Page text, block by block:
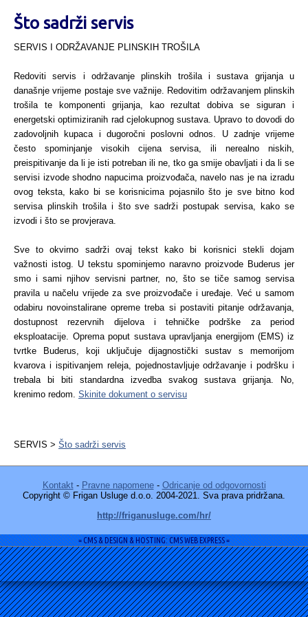
Što sadrži servis
SERVIS I ODRŽAVANJE PLINSKIH TROŠILA
Redoviti servis i održavanje plinskih trošila i sustava grijanja u
današnje vrijeme postaje sve važnije. Redovitim održavanjem plinskih
trošila te komponenti grijanja, kao rezultat dobiva se siguran i
energetski optimiziranih rad cjelokupnog sustava. Upravo to dovodi do
zadovoljnih kupaca i dugoročni poslovni odnos. U zadnje vrijeme
često spominjanje visokih cijena servisa, ili nerealno niskih,
preispitivanje da li je isti potreban ili ne, tko ga smije obavljati i da li se
servisi izvode shodno napucima proizvođača, navelo nas je na izradu
ovog teksta, kako bi se korisnicima pojasnilo što je sve bitno kod
servisa plinskih trošila i što sve sadrži postupak servisa, kako se
izvodi i što se provjerava.
Sve to okvirno sadrži ovaj tekst kako bi korisnici stekli dojam
važnosti istog. U tekstu spominjemo naravno proizvode Buderus jer
smo i sami njihov servisni partner, no, što se tiče samog servisa
pravila u načelu vrijede za sve proizvođače i uređaje. Već u samom
odabiru novoinstalirane opreme treba si postaviti pitanje održavanja,
dostupnost rezervnih dijelova i tehničke podrške za period
eksploatacije. Oprema poput sustava upravljanja energijom (EMS) iz
tvrtke Buderus, koji uključuje dijagnostički sustav s memorijom
kvarova i ispitivanjem releja, pojednostavljuje održavanje i podršku i
trebala bi biti standardna izvedba svakog sustava grijanja. No,
krenimo redom. Skinite dokument o servisu
SERVIS > Što sadrži servis
Kontakt- Pravne napomene- Odricanje od odgovornosti
Copyright © Frigan Usluge d.o.o. 2004-2021. Sva prava pridržana.
http://friganusluge.com/hr/
= CMS & DESIGN & HOSTING: CMS WEB EXPRESS =